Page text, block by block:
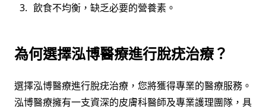
飲食不均衡，缺乏必要的營養素。
為何選擇泓博醫療進行脫疣治療？
選擇泓博醫療進行脫疣治療，您將獲得專業的醫療服務。
泓博醫療擁有一支資深的皮膚科醫師及專業護理團隊，具